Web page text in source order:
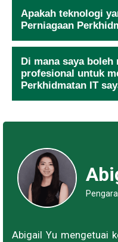
Apakah teknologi
Perniagaan
Di mana saya boleh
profesional untuk
Perkhidmatan IT
Abigail Yu mengetuai